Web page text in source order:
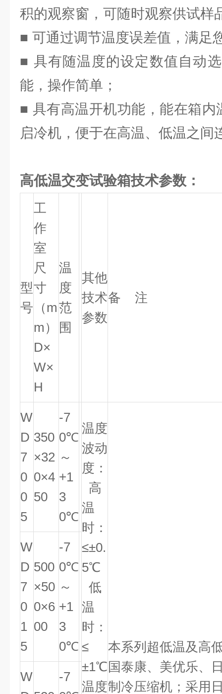
积的观察窗，可随时观察供试样
■ 可通过调节温度误差值，满足
■ 具有随温度的设定数值自动
能，操作简单；
■ 具有高温开机功能，能在箱
启冷机，便于在高温、低温之间
高低温交变试验箱技术参数：
型
号
工
作
室
尺
寸
（m
m）
D×
W×
H
温
度
范
围
其他
技术
参数
备 注
W
D
7
0
0
5
350
×32
0×4
50
-7
0℃
～
+1
3
0℃
温度
波动
度：
高
温
时：
≤±0.
5℃
低
温
时：
≤
±1℃
温度
本系列超低温及高
国泰康、美优乐、
制冷压缩机；采用
W
D
7
0
1
5
500
×50
0×6
00
-7
0℃
～
+1
3
0℃
W
-7